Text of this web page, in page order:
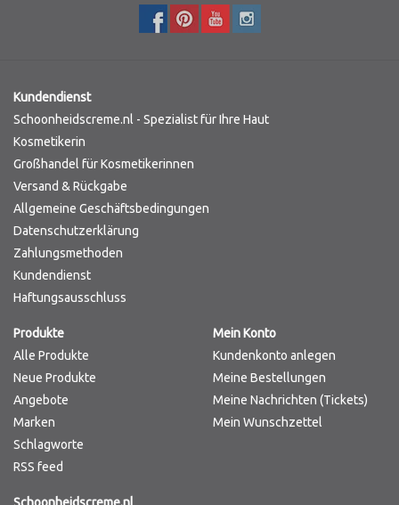
Kundendienst
Schoonheidscreme.nl - Spezialist für Ihre Haut
Kosmetikerin
Großhandel für Kosmetikerinnen
Versand & Rückgabe
Allgemeine Geschäftsbedingungen
Datenschutzerklärung
Zahlungsmethoden
Kundendienst
Haftungsausschluss
Produkte
Alle Produkte
Neue Produkte
Angebote
Marken
Schlagworte
RSS feed
Mein Konto
Kundenkonto anlegen
Meine Bestellungen
Meine Nachrichten (Tickets)
Mein Wunschzettel